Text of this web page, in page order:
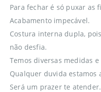
Para fechar é só puxar as
Acabamento impecável.
Costura interna dupla,
não desfia.
Temos diversas medidas
Qualquer duvida estamos
Será um prazer te atender.